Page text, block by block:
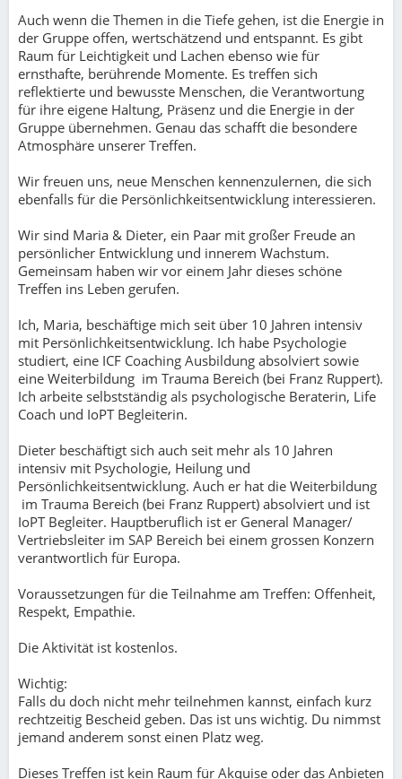
Auch wenn die Themen in die Tiefe gehen, ist die Energie in
der Gruppe offen, wertschätzend und entspannt. Es gibt
Raum für Leichtigkeit und Lachen ebenso wie für
ernsthafte, berührende Momente. Es treffen sich
reflektierte und bewusste Menschen, die Verantwortung
für ihre eigene Haltung, Präsenz und die Energie in der
Gruppe übernehmen. Genau das schafft die besondere
Atmosphäre unserer Treffen.
Wir freuen uns, neue Menschen kennenzulernen, die sich
ebenfalls für die Persönlichkeitsentwicklung interessieren.
Wir sind Maria & Dieter, ein Paar mit großer Freude an
persönlicher Entwicklung und innerem Wachstum.
Gemeinsam haben wir vor einem Jahr dieses schöne
Treffen ins Leben gerufen.
Ich, Maria, beschäftige mich seit über 10 Jahren intensiv
mit Persönlichkeitsentwicklung. Ich habe Psychologie
studiert, eine ICF Coaching Ausbildung absolviert sowie
eine Weiterbildung im Trauma Bereich (bei Franz Ruppert).
Ich arbeite selbstständig als psychologische Beraterin, Life
Coach und IoPT Begleiterin.
Dieter beschäftigt sich auch seit mehr als 10 Jahren
intensiv mit Psychologie, Heilung und
Persönlichkeitsentwicklung. Auch er hat die Weiterbildung
im Trauma Bereich (bei Franz Ruppert) absolviert und ist
IoPT Begleiter. Hauptberuflich ist er General Manager/
Vertriebsleiter im SAP Bereich bei einem grossen Konzern
verantwortlich für Europa.
Voraussetzungen für die Teilnahme am Treffen: Offenheit,
Respekt, Empathie.
Die Aktivität ist kostenlos.
Wichtig:
Falls du doch nicht mehr teilnehmen kannst, einfach kurz
rechtzeitig Bescheid geben. Das ist uns wichtig. Du nimmst
jemand anderem sonst einen Platz weg.
Dieses Treffen ist kein Raum für Akquise oder das Anbieten